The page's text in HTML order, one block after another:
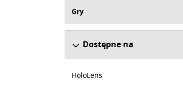
Gry
Dostępne na
HoloLens